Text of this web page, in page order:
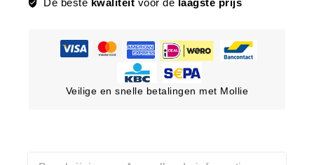
De beste kwaliteit voor de laagste prijs
Veilige en snelle betalingen met Mollie